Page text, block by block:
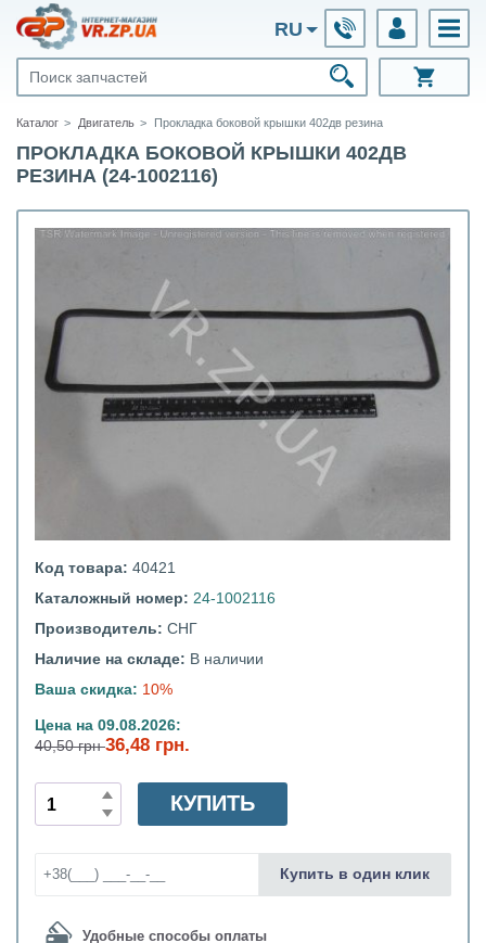
RU
Каталог Двигатель Прокладка боковой крышки 402дв резина
ПРОКЛАДКА БОКОВОЙ КРЫШКИ 402ДВ
РЕЗИНА (24-1002116)
Код товара: 40421
Каталожный номер: 24-1002116
Производитель: СНГ
Наличие на складе: В наличии
Ваша скидка: 10%
Цена на 09.08.2026:
40,50 грн36,48 грн.
Удобные способы оплаты
КУПИТЬ
Купить в один клик